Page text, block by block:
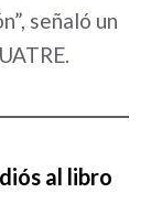
señaló un
al libro